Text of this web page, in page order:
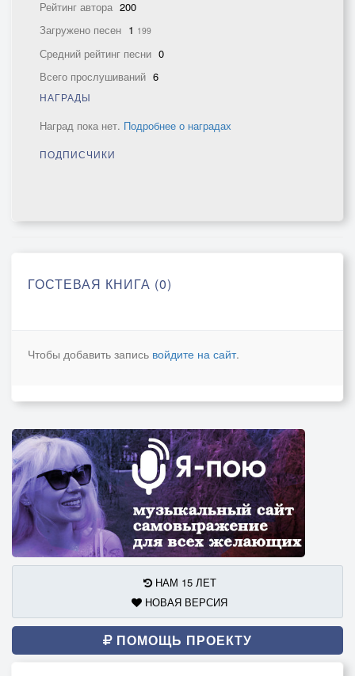
Рейтинг автора 200
Загружено песен 1 199
Средний рейтинг песни 0
Всего прослушиваний 6
НАГРАДЫ
Наград пока нет. Подробнее о наградах
ПОДПИСЧИКИ
ГОСТЕВАЯ КНИГА (0)
Чтобы добавить запись войдите на сайт.
НАМ 15 ЛЕТ
НОВАЯ ВЕРСИЯ
ПОМОЩЬ ПРОЕКТУ